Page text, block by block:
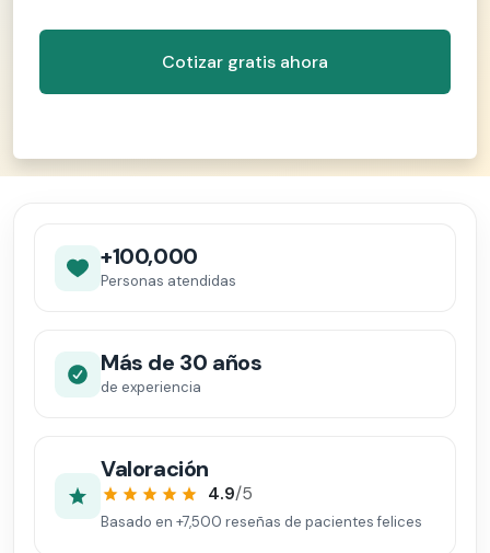
+100,000
Personas atendidas
Más de 30 años
de experiencia
Valoración
4.9/5
Basado en +7,500 reseñas de pacientes felices